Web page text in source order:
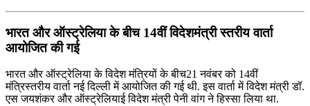
भारत और ऑस्‍ट्रेलिया के बीच 14वीं विदेशमंत्री स्‍तरीय वार्ता
आयोजित की गई
भारत और ऑस्‍ट्रेलिया के विदेश मंत्रियों के बीच21 नवंबर को 14वीं
मंत्रिस्‍तरीय वार्ता नई दिल्‍ली में आयोजित की गई थी. इस वार्ता में विदेश मंत्री डॉ.
एस जयशंकर और ऑस्‍ट्रेलियाई विदेश मंत्री पेनी वांग ने हिस्सा लिया था.